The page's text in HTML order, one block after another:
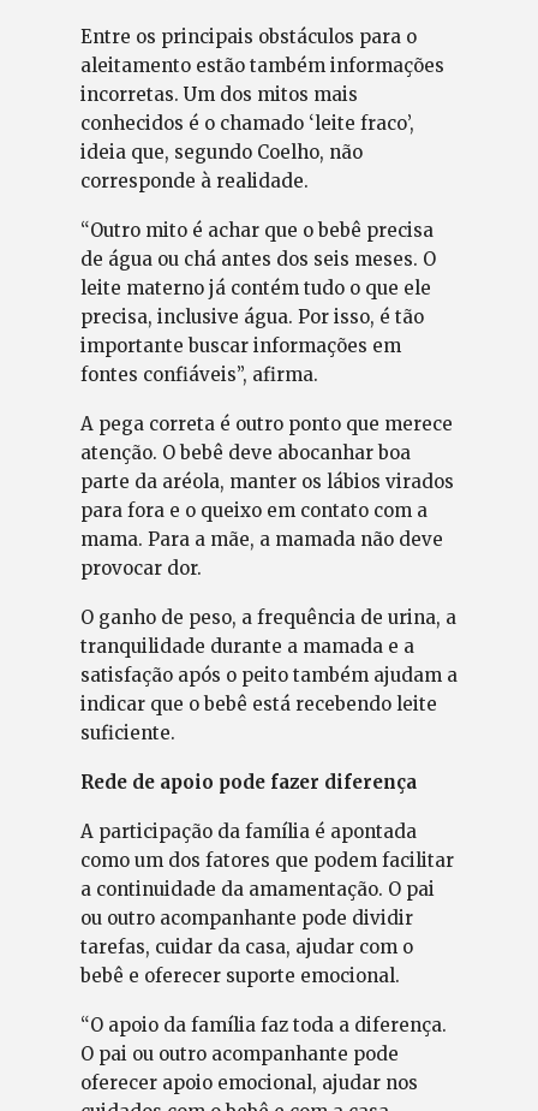
Entre os principais obstáculos para o
aleitamento estão também informações
incorretas. Um dos mitos mais
conhecidos é o chamado ‘leite fraco’,
ideia que, segundo Coelho, não
corresponde à realidade.
“Outro mito é achar que o bebê precisa
de água ou chá antes dos seis meses. O
leite materno já contém tudo o que ele
precisa, inclusive água. Por isso, é tão
importante buscar informações em
fontes confiáveis”, afirma.
A pega correta é outro ponto que merece
atenção. O bebê deve abocanhar boa
parte da aréola, manter os lábios virados
para fora e o queixo em contato com a
mama. Para a mãe, a mamada não deve
provocar dor.
O ganho de peso, a frequência de urina, a
tranquilidade durante a mamada e a
satisfação após o peito também ajudam a
indicar que o bebê está recebendo leite
suficiente.
Rede de apoio pode fazer diferença
A participação da família é apontada
como um dos fatores que podem facilitar
a continuidade da amamentação. O pai
ou outro acompanhante pode dividir
tarefas, cuidar da casa, ajudar com o
bebê e oferecer suporte emocional.
“O apoio da família faz toda a diferença.
O pai ou outro acompanhante pode
oferecer apoio emocional, ajudar nos